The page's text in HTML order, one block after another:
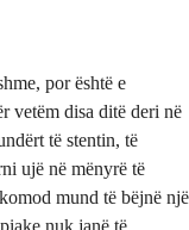
por është e
vetëm disa ditë deri në
të stentin, të
ujë në mënyrë të
mund të bëjnë një
nuk janë të